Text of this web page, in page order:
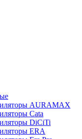
AURAMAX
Cata
DiCiTi
ERA